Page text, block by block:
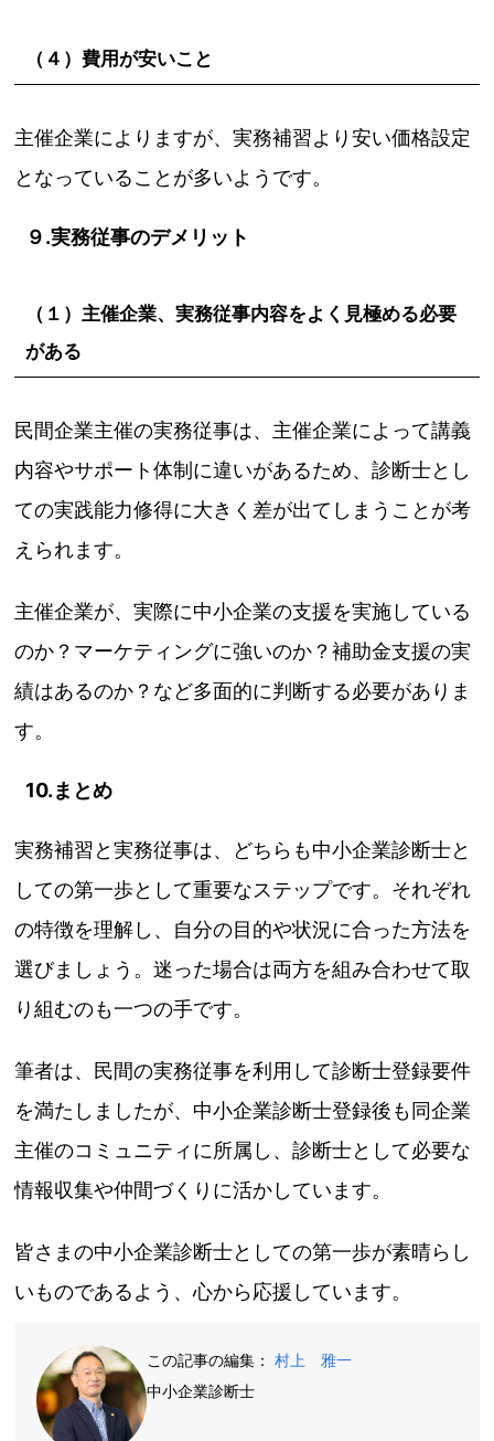
（４）費用が安いこと
主催企業によりますが、実務補習より安い価格設定
となっていることが多いようです。
９.実務従事のデメリット
（１）主催企業、実務従事内容をよく見極める必要
がある
民間企業主催の実務従事は、主催企業によって講義
内容やサポート体制に違いがあるため、診断士とし
ての実践能力修得に大きく差が出てしまうことが考
えられます。
主催企業が、実際に中小企業の支援を実施している
のか？マーケティングに強いのか？補助金支援の実
績はあるのか？など多面的に判断する必要がありま
す。
10.まとめ
実務補習と実務従事は、どちらも中小企業診断士と
しての第一歩として重要なステップです。それぞれ
の特徴を理解し、自分の目的や状況に合った方法を
選びましょう。迷った場合は両方を組み合わせて取
り組むのも一つの手です。
筆者は、民間の実務従事を利用して診断士登録要件
を満たしましたが、中小企業診断士登録後も同企業
主催のコミュニティに所属し、診断士として必要な
情報収集や仲間づくりに活かしています。
皆さまの中小企業診断士としての第一歩が素晴らし
いものであるよう、心から応援しています。
この記事の編集：村上 雅一
中小企業診断士